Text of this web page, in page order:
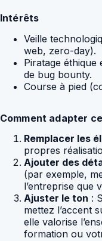
Intérêts
Veille
web, zero-day).
Piratage éthique
de bug bounty.
Course à pied
Comment adapter
Remplacer les
propres
Ajouter des
(par exemple,
l’entreprise que
Ajuster le ton :
mettez l’accent
elle valorise
formation ou